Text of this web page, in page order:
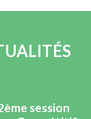
session